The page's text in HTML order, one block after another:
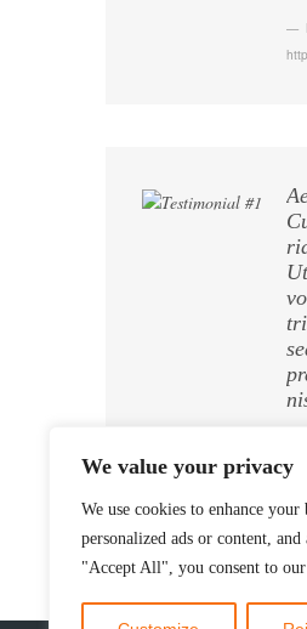
We value your privacy
We use cookies to enhance
personalized ads or content,
"Accept All", you consent to